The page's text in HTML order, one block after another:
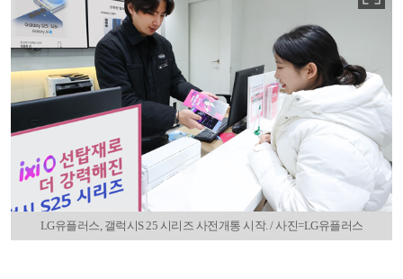
LG유플러스, 갤럭시S 25 시리즈 사전개통 시작. / 사진=LG유플러스